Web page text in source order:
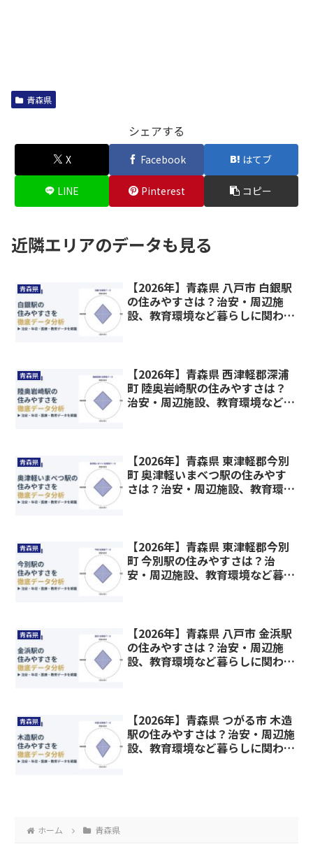
青森県
シェアする
X Facebook はてブ
LINE Pinterest コピー
近隣エリアのデータも見る
青森県
【2026年】青森県 八戸市 白銀駅
の住みやすさは？治安・周辺施
設、教育環境など暮らしに関わる
青森県
【2026年】青森県 西津軽郡深浦
町 陸奥岩崎駅の住みやすさは？
治安・周辺施設、教育環境など暮
青森県
【2026年】青森県 東津軽郡今別
町 奥津軽いまべつ駅の住みやす
さは？治安・周辺施設、教育環境
青森県
【2026年】青森県 東津軽郡今別
町 今別駅の住みやすさは？治
安・周辺施設、教育環境など暮ら
青森県
【2026年】青森県 八戸市 金浜駅
の住みやすさは？治安・周辺施
設、教育環境など暮らしに関わる
青森県
【2026年】青森県 つがる市 木造
駅の住みやすさは？治安・周辺施
設、教育環境など暮らしに関わる
ホーム 青森県